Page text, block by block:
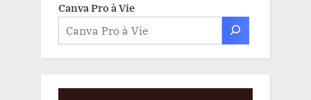
Canva Pro à Vie